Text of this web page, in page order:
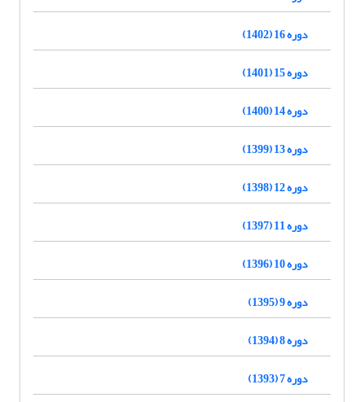
دوره 16 (1402)
دوره 15 (1401)
دوره 14 (1400)
دوره 13 (1399)
دوره 12 (1398)
دوره 11 (1397)
دوره 10 (1396)
دوره 9 (1395)
دوره 8 (1394)
دوره 7 (1393)